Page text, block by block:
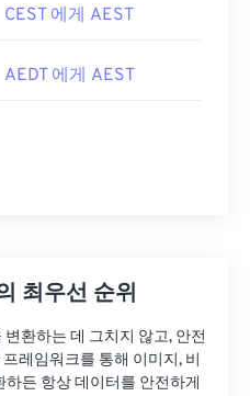
CEST 에게 AEST
AEDT 에게 AEST
최우선 순위
환하는 데 그치지 않고, 안전
레임워크를 통해 이미지, 비
든 항상 데이터를 안전하게